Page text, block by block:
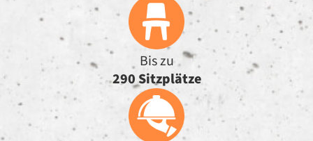
Bis zu
290 Sitzplätze